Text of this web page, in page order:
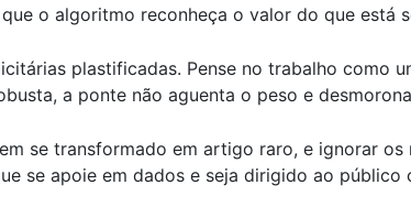
o algoritmo reconheça o valor do que está
plastificadas. Pense no trabalho como
a ponte não aguenta o peso e
se transformado em artigo raro, e ignorar os
se apoie em dados e seja dirigido ao público